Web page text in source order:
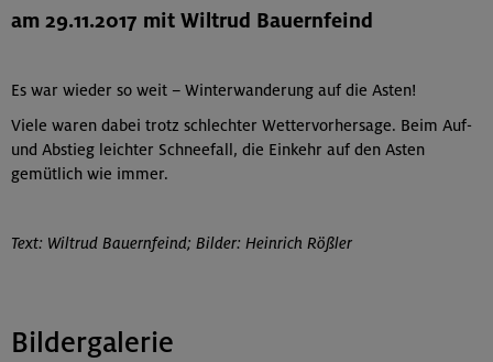
am 29.11.2017 mit Wiltrud Bauernfeind
Es war wieder so weit – Winterwanderung auf die Asten!
Viele waren dabei trotz schlechter Wettervorhersage. Beim Auf-
und Abstieg leichter Schneefall, die Einkehr auf den Asten
gemütlich wie immer.
Text: Wiltrud Bauernfeind; Bilder: Heinrich Rößler
Bildergalerie